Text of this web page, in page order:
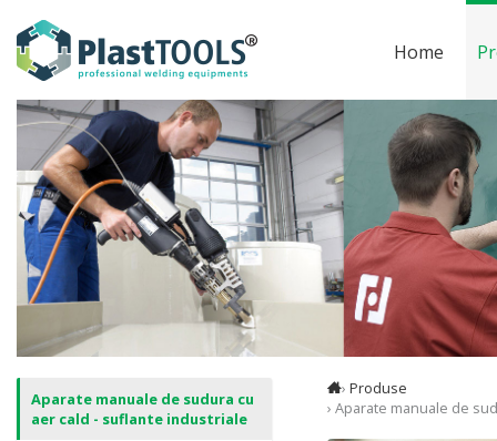
Home
Aparate manuale de sudura cu
aer cald - suflante industriale
› Produse
› Aparate manuale de